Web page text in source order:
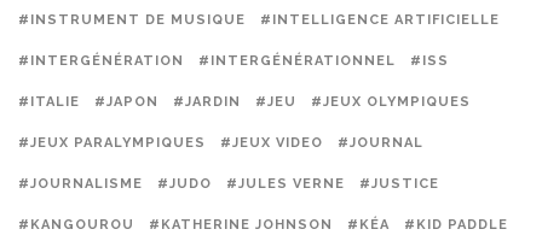
#INSTRUMENT DE MUSIQUE #INTELLIGENCE ARTIFICIELLE
#INTERGÉNÉRATION #INTERGÉNÉRATIONNEL #ISS
#ITALIE #JAPON #JARDIN #JEU #JEUX OLYMPIQUES
#JEUX PARALYMPIQUES #JEUX VIDEO #JOURNAL
#JOURNALISME #JUDO #JULES VERNE #JUSTICE
#KANGOUROU #KATHERINE JOHNSON #KÉA #KID PADDLE